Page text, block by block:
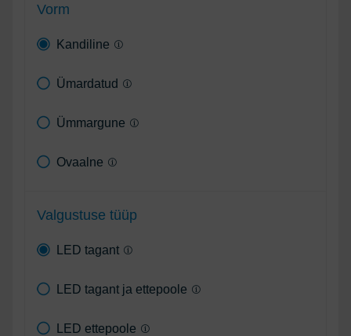
Vorm
Kandiline
Ümardatud
Ümmargune
Ovaalne
Valgustuse tüüp
LED tagant
LED tagant ja ettepoole
LED ettepoole